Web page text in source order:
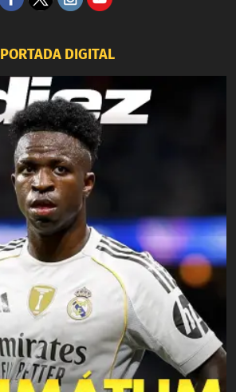
PORTADA DIGITAL